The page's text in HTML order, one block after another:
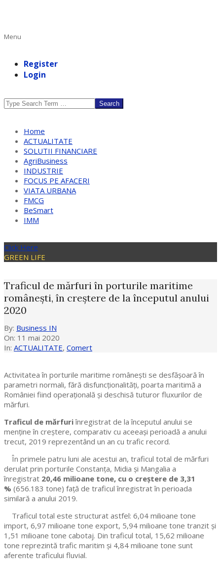
Primary
Menu
Register
Login
Search
Home
ACTUALITATE
SOLUTII FINANCIARE
AgriBusiness
INDUSTRIE
FOCUS PE AFACERI
VIATA URBANA
FMCG
BeSmart
IMM
Click Here
GREEN LIFE
Traficul de mărfuri în porturile maritime
românești, în creștere de la începutul anului
2020
By: Business IN
On: 11 mai 2020
In: ACTUALITATE, Comert
Activitatea în porturile maritime românești se desfășoară în
parametri normali, fără disfuncționalități, poarta maritimă a
României fiind operațională și deschisă tuturor fluxurilor de
mărfuri.
Traficul de mărfuriînregistrat de la începutul anului se
menține în creștere, comparativ cu aceeași perioadă a anului
trecut, 2019 reprezentând un an cu trafic record.
În primele patru luni ale acestui an, traficul total de mărfuri
derulat prin porturile Constanța, Midia și Mangalia a
înregistrat 20,46 milioane tone, cu o creștere de 3,31
% (656.183 tone) față de traficul înregistrat în perioada
similară a anului 2019.
Traficul total este structurat astfel: 6,04 milioane tone
import, 6,97 milioane tone export, 5,94 milioane tone tranzit și
1,51 milioane tone cabotaj. Din traficul total, 15,62 milioane
tone reprezintă trafic maritim și 4,84 milioane tone sunt
aferente traficului fluvial.